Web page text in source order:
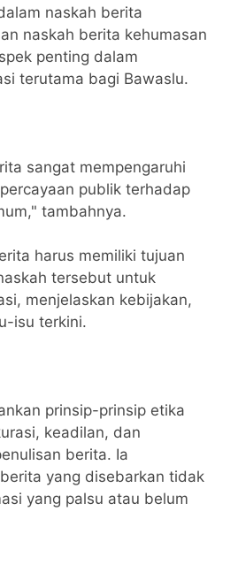
naskah berita
naskah berita kehumasan
penting dalam
terutama bagi Bawaslu.
sangat mempengaruhi
publik terhadap
tambahnya.
harus memiliki tujuan
tersebut untuk
menjelaskan kebijakan,
isu terkini.
prinsip-prinsip etika
keadilan, dan
berita. Ia
yang disebarkan tidak
yang palsu atau belum